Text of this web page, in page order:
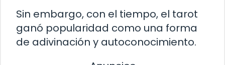
Sin embargo, con el tiempo, el tarot
ganó popularidad como una forma
de adivinación y autoconocimiento.